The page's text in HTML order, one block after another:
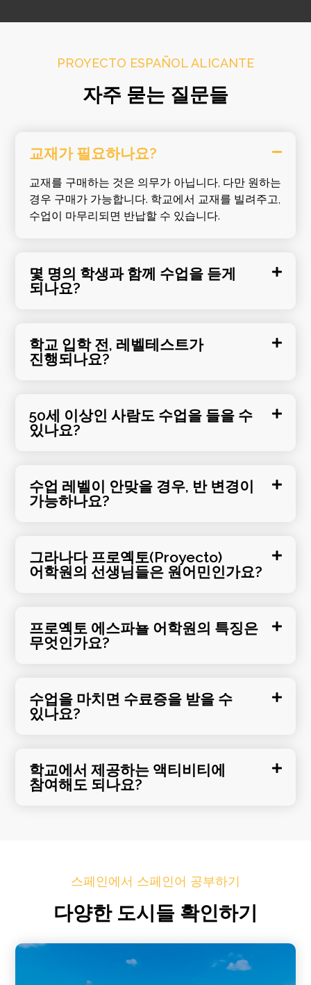
PROYECTO ESPAÑOL ALICANTE
자주 묻는 질문들
교재가 필요하나요?
교재를 구매하는 것은 의무가 아닙니다, 다만 원하는
경우 구매가 가능합니다. 학교에서 교재를 빌려주고,
수업이 마무리되면 반납할 수 있습니다.
몇 명의 학생과 함께 수업을 듣게
되나요?
학교 입학 전, 레벨테스트가
진행되나요?
50세 이상인 사람도 수업을 들을 수
있나요?
수업 레벨이 안맞을 경우, 반 변경이
가능하나요?
그라나다 프로옉토(Proyecto)
어학원의 선생님들은 원어민인가요?
프로옉토 에스파뇰 어학원의 특징은
무엇인가요?
수업을 마치면 수료증을 받을 수
있나요?
학교에서 제공하는 액티비티에
참여해도 되나요?
스페인에서 스페인어 공부하기
다양한 도시들 확인하기